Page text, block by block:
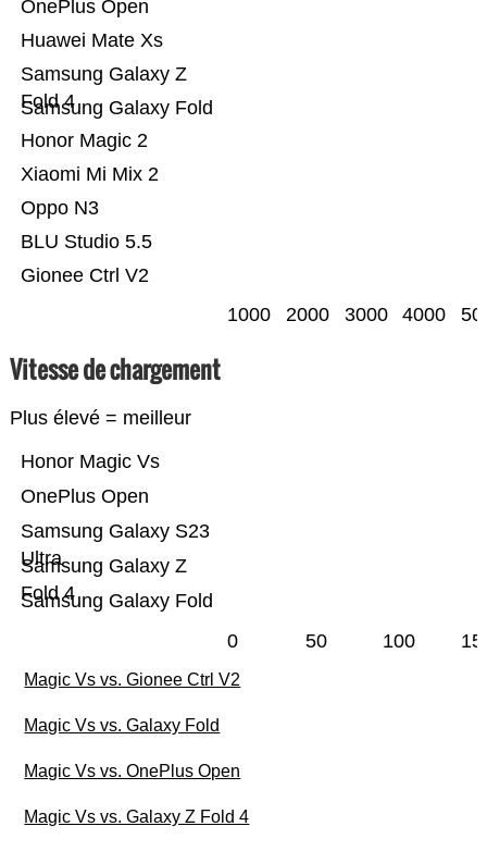
Gionee Ctrl V2
BLU Studio 5.5
Oppo N3
Xiaomi Mi Mix 2
Honor Magic 2
Samsung Galaxy Fold
Samsung Galaxy Z
Fold 4
Huawei Mate Xs
OnePlus Open
1000 2000 3000 4000
Vitesse de chargement
Plus élevé = meilleur
Samsung Galaxy Fold
Samsung Galaxy Z
Fold 4
Samsung Galaxy S23
Ultra
OnePlus Open
Honor Magic Vs
0 50 100
Magic Vs vs. Gionee Ctrl V2
Magic Vs vs. Galaxy Fold
Magic Vs vs. OnePlus Open
Magic Vs vs. Galaxy Z Fold 4